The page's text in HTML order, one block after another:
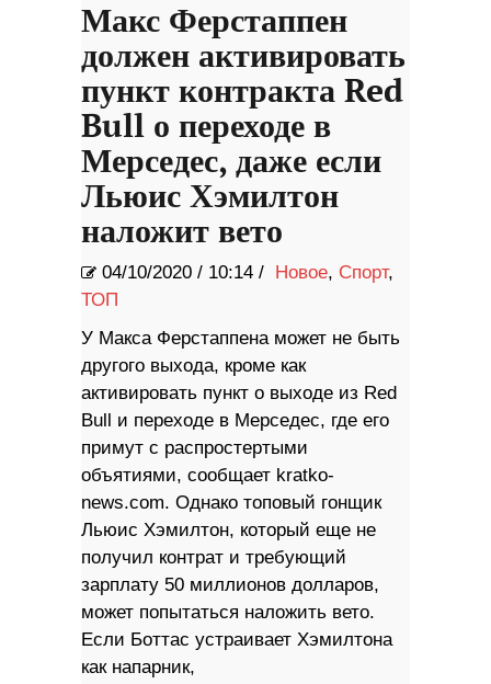
Макс Ферстаппен
должен активировать
пункт контракта Red
Bull о переходе в
Мерседес, даже если
Льюис Хэмилтон
наложит вето
04/10/2020 / 10:14 / Новое, Спорт,
ТОП
У Макса Ферстаппена может не быть
другого выхода, кроме как
активировать пункт о выходе из Red
Bull и переходе в Мерседес, где его
примут с распростертыми
объятиями, сообщает kratko-
news.com. Однако топовый гонщик
Льюис Хэмилтон, который еще не
получил контрат и требующий
зарплату 50 миллионов долларов,
может попытаться наложить вето.
Если Боттас устраивает Хэмилтона
как напарник,